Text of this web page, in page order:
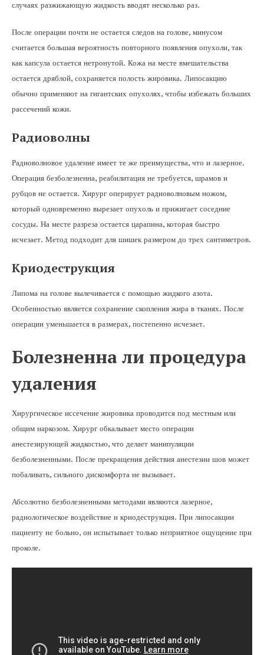
случаях разжижающую жидкость вводят несколько раз.
После операции почти не остается следов на голове, минусом
считается большая вероятность повторного появления опухоли, так
как капсула остается нетронутой. Кожа на месте вмешательства
остается дряблой, сохраняется полость жировика. Липосакцию
обычно применяют на гигантских опухолях, чтобы избежать больших
рассечений кожи.
Радиоволны
Радиоволновое удаление имеет те же преимущества, что и лазерное.
Операция безболезненна, реабилитация не требуется, шрамов и
рубцов не остается. Хирург оперирует радиоволновым ножом,
который одновременно вырезает опухоль и прижигает соседние
сосуды. На месте разреза остается царапина, которая быстро
исчезает. Метод подходит для шишек размером до трех сантиметров.
Криодеструкция
Липома на голове вылечивается с помощью жидкого азота.
Особенностью является сохранение скопления жира в тканях. После
операции уменьшается в размерах, постепенно исчезает.
Болезненна ли процедура
удаления
Хирургическое иссечение жировика проводится под местным или
общим наркозом. Хирург обкалывает место операции
анестезирующей жидкостью, что делает манипуляции
безболезненными. После прекращения действия анестезии шов может
побаливать, сильного дискомфорта не вызывает.
Абсолютно безболезненными методами являются лазерное,
радиологическое воздействие и криодеструкция. При липосакции
пациенту не больно, он испытывает только неприятное ощущение при
проколе.